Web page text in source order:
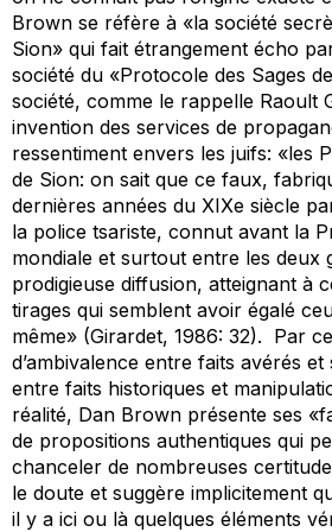
Brown se réfère à «la société
Sion» qui fait étrangement écho
société du «Protocole des Sages
société, comme le rappelle Raoult
invention des services de
ressentiment envers les juifs: «les
de Sion: on sait que ce faux,
dernières années du XIXe siècle
la police tsariste, connut avant la
mondiale et surtout entre les deux
prodigieuse diffusion, atteignant à
tirages qui semblent avoir égalé
même» (Girardet, 1986: 32). Par
d’ambivalence entre faits avérés
entre faits historiques et
réalité, Dan Brown présente ses
de propositions authentiques qui
chanceler de nombreuses
le doute et suggère implicitement
il y a ici ou là quelques éléments